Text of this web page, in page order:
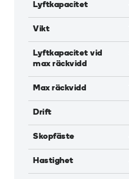
Lyftkapacitet
Vikt
Lyftkapacitet vid
max räckvidd
Max räckvidd
Drift
Skopfäste
Hastighet